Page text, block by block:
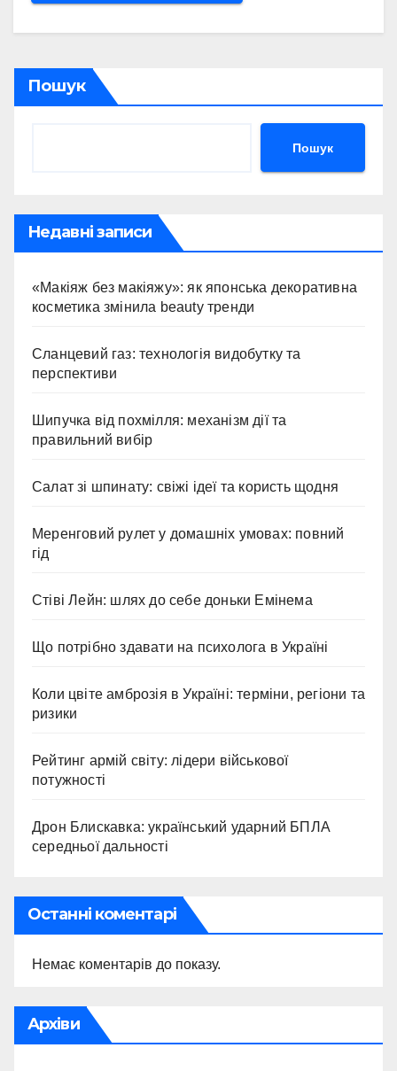
Пошук
Пошук
Недавні записи
«Макіяж без макіяжу»: як японська декоративна
косметика змінила beauty тренди
Сланцевий газ: технологія видобутку та
перспективи
Шипучка від похмілля: механізм дії та
правильний вибір
Салат зі шпинату: свіжі ідеї та користь щодня
Меренговий рулет у домашніх умовах: повний
гід
Стіві Лейн: шлях до себе доньки Емінема
Що потрібно здавати на психолога в Україні
Коли цвіте амброзія в Україні: терміни, регіони та
ризики
Рейтинг армій світу: лідери військової
потужності
Дрон Блискавка: український ударний БПЛА
середньої дальності
Останні коментарі
Немає коментарів до показу.
Архіви